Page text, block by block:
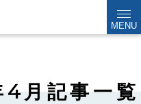
MENU
月記事一覧